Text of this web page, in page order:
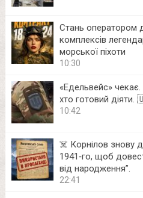
Стань оператором
комплексів
морської піхоти
10:30
«Едельвейс»
хто готовий
10:42
☠️ Корнілов знову
1941‑го, щоб
від народження”.
22:41